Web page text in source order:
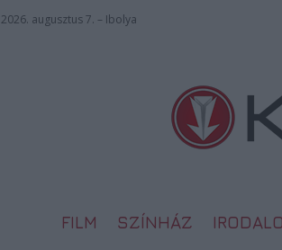
2026. augusztus 7. – Ibolya
FILM SZÍNHÁZ